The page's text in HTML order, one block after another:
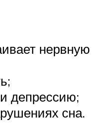
нервную
депрессию;
сна.